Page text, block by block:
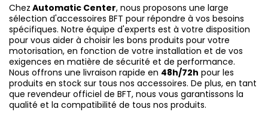
Chez Automatic Center, nous proposons une large
sélection d'accessoires BFT pour répondre à vos besoins
spécifiques. Notre équipe d'experts est à votre disposition
pour vous aider à choisir les bons produits pour votre
motorisation, en fonction de votre installation et de vos
exigences en matière de sécurité et de performance.
Nous offrons une livraison rapide en 48h/72h pour les
produits en stock sur tous nos accessoires. De plus, en tant
que revendeur officiel de BFT, nous vous garantissons la
qualité et la compatibilité de tous nos produits.